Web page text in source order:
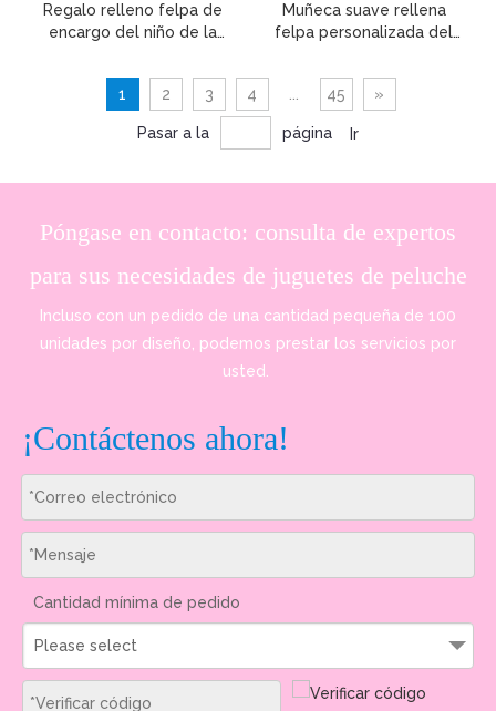
Regalo relleno felpa de
encargo del niño de la
burro de la historieta del
OEM
Muñeca suave rellena
felpa personalizada del
hipopótamo de la
historieta
1 2 3 4 45 »
Pasar a la página Ir
Póngase en contacto: consulta de expertos
para sus necesidades de juguetes de peluche
Incluso con un pedido de una cantidad pequeña de 100
unidades por diseño, podemos prestar los servicios por
usted.
¡Contáctenos ahora!
Cantidad mínima de pedido
Please select